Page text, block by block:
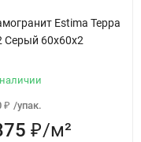
Estima Терра
Серый 60x60x2
₽ /упак.
₽/м²